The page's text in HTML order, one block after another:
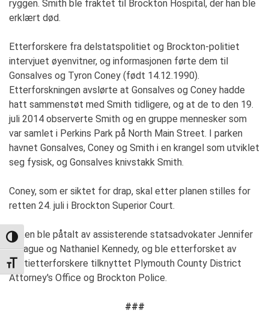
TOGGLE HIGH CONTRAST
TOGGLE FONT SIZE
ryggen. Smith ble fraktet til Brockton Hospital, der han ble
erklært død.
Etterforskere fra delstatspolitiet og Brockton-politiet
intervjuet øyenvitner, og informasjonen førte dem til
Gonsalves og Tyron Coney (født 14.12.1990).
Etterforskningen avslørte at Gonsalves og Coney hadde
hatt sammenstøt med Smith tidligere, og at de to den 19.
juli 2014 observerte Smith og en gruppe mennesker som
var samlet i Perkins Park på North Main Street. I parken
havnet Gonsalves, Coney og Smith i en krangel som utviklet
seg fysisk, og Gonsalves knivstakk Smith.
Coney, som er siktet for drap, skal etter planen stilles for
retten 24. juli i Brockton Superior Court.
Saken ble påtalt av assisterende statsadvokater Jennifer
Sprague og Nathaniel Kennedy, og ble etterforsket av
politietterforskere tilknyttet Plymouth County District
Attorney's Office og Brockton Police.
###